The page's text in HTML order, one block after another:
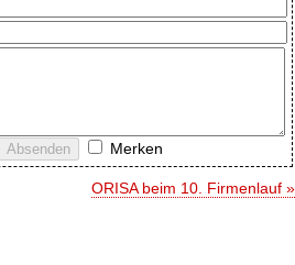
Merken
ORISA beim 10. Firmenlauf »